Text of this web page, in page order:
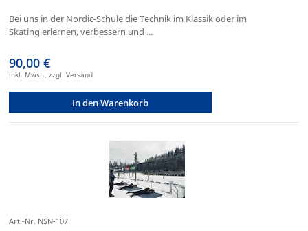
Bei uns in der Nordic-Schule die Technik im Klassik oder im
Skating erlernen, verbessern und ...
90,00 €
inkl. Mwst., zzgl. Versand
In den Warenkorb
Art.-Nr. NSN-107